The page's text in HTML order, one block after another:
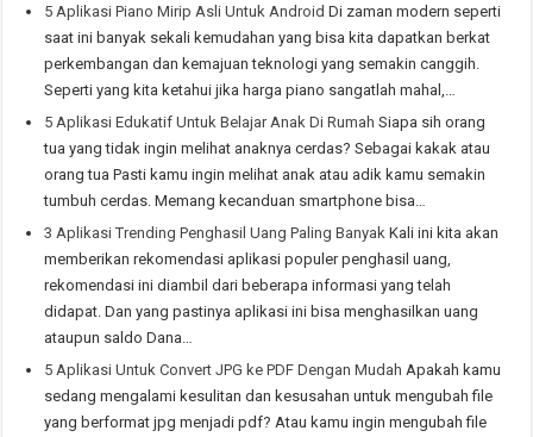
5 Aplikasi Piano Mirip Asli Untuk Android Di zaman modern seperti
saat ini banyak sekali kemudahan yang bisa kita dapatkan berkat
perkembangan dan kemajuan teknologi yang semakin canggih.
Seperti yang kita ketahui jika harga piano sangatlah mahal,…
5 Aplikasi Edukatif Untuk Belajar Anak Di Rumah Siapa sih orang
tua yang tidak ingin melihat anaknya cerdas? Sebagai kakak atau
orang tua Pasti kamu ingin melihat anak atau adik kamu semakin
tumbuh cerdas. Memang kecanduan smartphone bisa…
3 Aplikasi Trending Penghasil Uang Paling Banyak Kali ini kita akan
memberikan rekomendasi aplikasi populer penghasil uang,
rekomendasi ini diambil dari beberapa informasi yang telah
didapat. Dan yang pastinya aplikasi ini bisa menghasilkan uang
ataupun saldo Dana…
5 Aplikasi Untuk Convert JPG ke PDF Dengan Mudah Apakah kamu
sedang mengalami kesulitan dan kesusahan untuk mengubah file
yang berformat jpg menjadi pdf? Atau kamu ingin mengubah file